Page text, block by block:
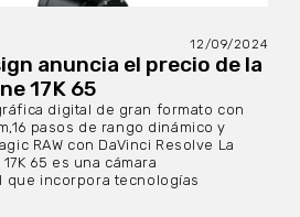
12/09/2024
anuncia el precio de la
17K 65
digital de gran formato con
pasos de rango dinámico y
RAW con DaVinci Resolve La
65 es una cámara
que incorpora tecnologías